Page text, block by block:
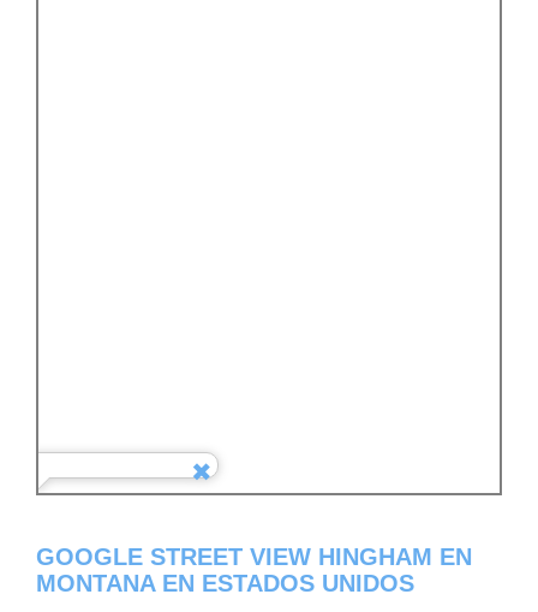
GOOGLE STREET VIEW HINGHAM EN
MONTANA EN ESTADOS UNIDOS